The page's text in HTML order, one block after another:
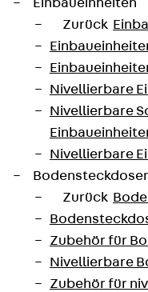
Einbaueinheiten
Zurück
Nivellierbare
Nivellierbare
Nivellierbare
Zurück
Zubehör für
Nivellierbare
Zubehör für